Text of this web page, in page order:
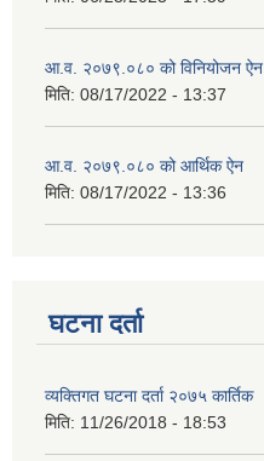
आ.व. २०७९.०८० को विनियोजन ऐन
मिति: 08/17/2022 - 13:37
आ.व. २०७९.०८० को आर्थिक ऐन
मिति: 08/17/2022 - 13:36
घटना दर्ता
व्यक्तिगत घटना दर्ता २०७५ कार्तिक
मिति: 11/26/2018 - 18:53